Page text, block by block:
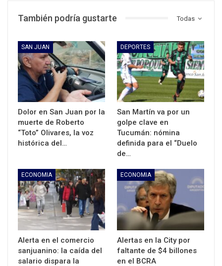
Todas
También podría gustarte
SAN JUAN
Dolor en San Juan por la
muerte de Roberto
“Toto” Olivares, la voz
histórica del…
DEPORTES
San Martín va por un
golpe clave en
Tucumán: nómina
definida para el “Duelo
de…
ECONOMIA
Alerta en el comercio
sanjuanino: la caída del
salario dispara la
ECONOMIA
Alertas en la City por
faltante de $4 billones
en el BCRA